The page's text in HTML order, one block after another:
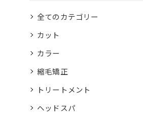
全てのカテゴリー
カット
カラー
縮毛矯正
トリートメント
ヘッドスパ